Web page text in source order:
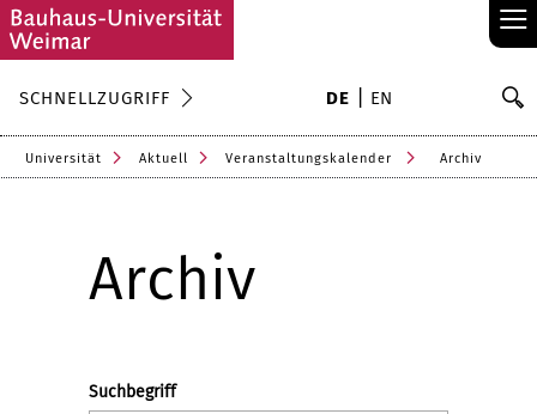
≡
SCHNELLZUGRIFF DE EN
Universität Aktuell Veranstaltungskalender Archiv
Archiv
Suchbegriff